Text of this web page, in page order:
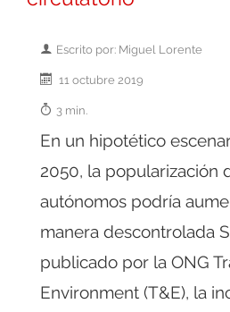
Escrito por: Miguel Lorente
11 octubre 2019
3 min.
En un hipotético
2050, la popularización
autónomos podría
manera descontrolada
publicado por la ONG
Environment (T&E), la